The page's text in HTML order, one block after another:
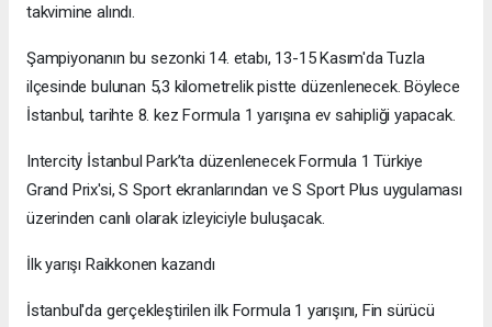
takvimine alındı.
Şampiyonanın bu sezonki 14. etabı, 13-15 Kasım'da Tuzla
ilçesinde bulunan 5,3 kilometrelik pistte düzenlenecek. Böylece
İstanbul, tarihte 8. kez Formula 1 yarışına ev sahipliği yapacak.
Intercity İstanbul Park’ta düzenlenecek Formula 1 Türkiye
Grand Prix'si, S Sport ekranlarından ve S Sport Plus uygulaması
üzerinden canlı olarak izleyiciyle buluşacak.
İlk yarışı Raikkonen kazandı
İstanbul'da gerçekleştirilen ilk Formula 1 yarışını, Fin sürücü